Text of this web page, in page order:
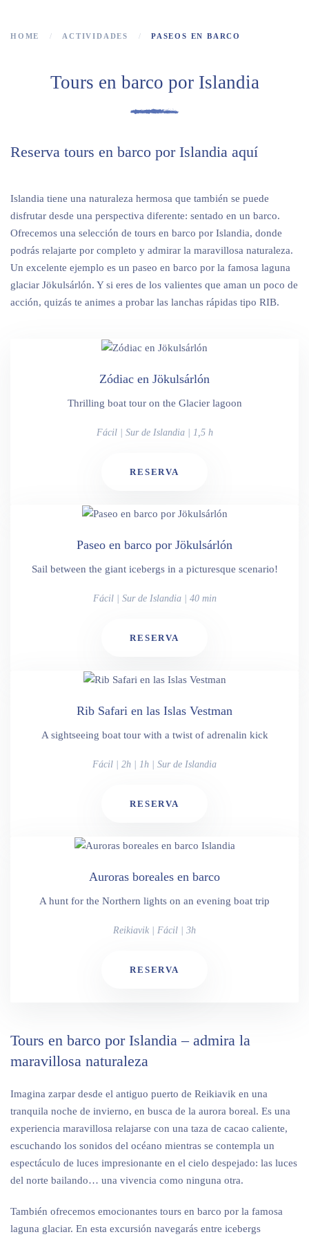
HOME ACTIVIDADES PASEOS EN BARCO
Tours en barco por Islandia
Reserva tours en barco por Islandia aquí
Islandia tiene una naturaleza hermosa que también se puede
disfrutar desde una perspectiva diferente: sentado en un barco.
Ofrecemos una selección de tours en barco por Islandia, donde
podrás relajarte por completo y admirar la maravillosa naturaleza.
Un excelente ejemplo es un paseo en barco por la famosa laguna
glaciar Jökulsárlón. Y si eres de los valientes que aman un poco de
acción, quizás te animes a probar las lanchas rápidas tipo RIB.
Zódiac en Jökulsárlón
Thrilling boat tour on the Glacier lagoon
Fácil | Sur de Islandia | 1,5 h
RESERVA
Paseo en barco por Jökulsárlón
Sail between the giant icebergs in a picturesque scenario!
Fácil | Sur de Islandia | 40 min
RESERVA
Rib Safari en las Islas Vestman
A sightseeing boat tour with a twist of adrenalin kick
Fácil | 2h | 1h | Sur de Islandia
RESERVA
Auroras boreales en barco
A hunt for the Northern lights on an evening boat trip
Reikiavik | Fácil | 3h
RESERVA
Tours en barco por Islandia – admira la
maravillosa naturaleza
Imagina zarpar desde el antiguo puerto de Reikiavik en una
tranquila noche de invierno, en busca de la aurora boreal. Es una
experiencia maravillosa relajarse con una taza de cacao caliente,
escuchando los sonidos del océano mientras se contempla un
espectáculo de luces impresionante en el cielo despejado: las luces
del norte bailando… una vivencia como ninguna otra.
También ofrecemos emocionantes tours en barco por la famosa
laguna glaciar. En esta excursión navegarás entre icebergs